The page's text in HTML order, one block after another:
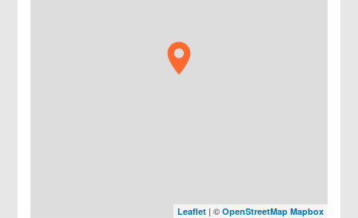
Leaflet| © OpenStreetMap Mapbox